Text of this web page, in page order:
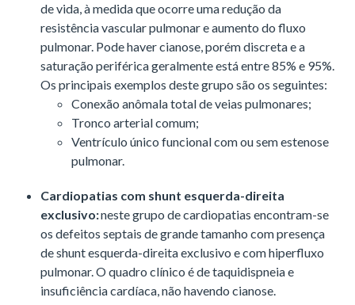
de vida, à medida que ocorre uma redução da
resistência vascular pulmonar e aumento do fluxo
pulmonar. Pode haver cianose, porém discreta e a
saturação periférica geralmente está entre 85% e 95%.
Os principais exemplos deste grupo são os seguintes:
Conexão anômala total de veias pulmonares;
Tronco arterial comum;
Ventrículo único funcional com ou sem estenose
pulmonar.
Cardiopatias com shunt esquerda-direita
exclusivo:neste grupo de cardiopatias encontram-se
os defeitos septais de grande tamanho com presença
de shunt esquerda-direita exclusivo e com hiperfluxo
pulmonar. O quadro clínico é de taquidispneia e
insuficiência cardíaca, não havendo cianose.